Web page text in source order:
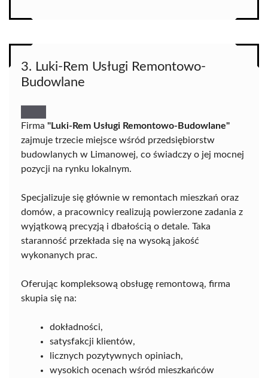
3. Luki-Rem Usługi Remontowo-
Budowlane
Firma "Luki-Rem Usługi Remontowo-Budowlane"
zajmuje trzecie miejsce wśród przedsiębiorstw
budowlanych w Limanowej, co świadczy o jej mocnej
pozycji na rynku lokalnym.
Specjalizuje się głównie w remontach mieszkań oraz
domów, a pracownicy realizują powierzone zadania z
wyjątkową precyzją i dbałością o detale. Taka
staranność przekłada się na wysoką jakość
wykonanych prac.
Oferując kompleksową obsługę remontową, firma
skupia się na:
dokładności,
satysfakcji klientów,
licznych pozytywnych opiniach,
wysokich ocenach wśród mieszkańców